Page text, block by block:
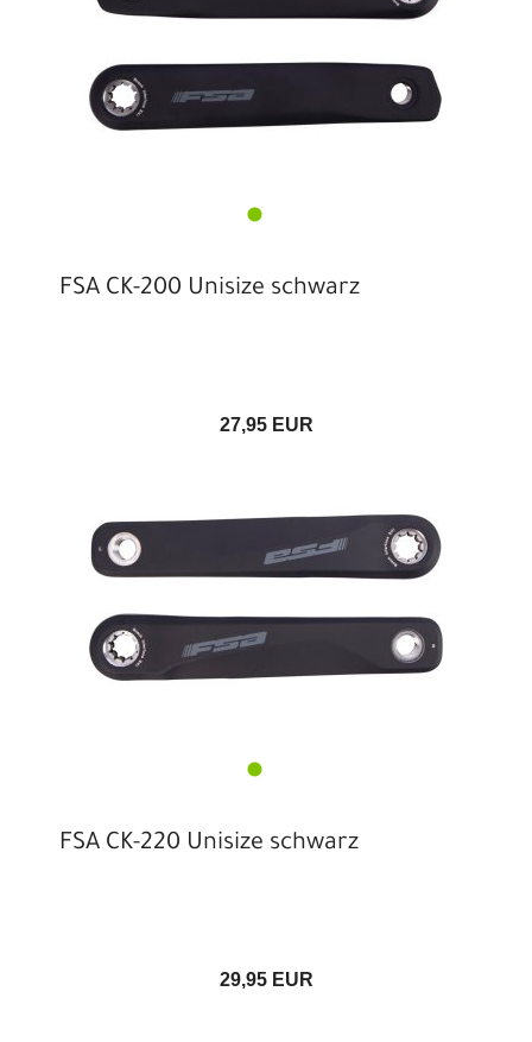
FSA CK-200 Unisize schwarz
27,95 EUR
FSA CK-220 Unisize schwarz
29,95 EUR